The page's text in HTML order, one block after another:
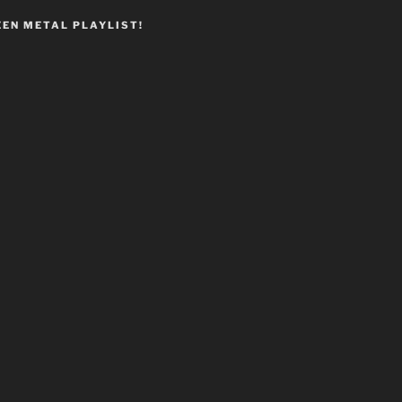
METAL PLAYLIST!